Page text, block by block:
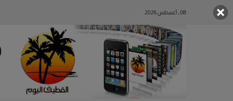
08 , أغسطس 2026